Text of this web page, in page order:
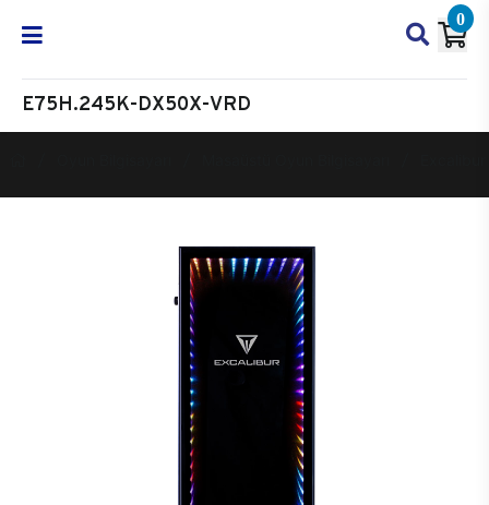
0
E75H.245K-DX50X-VRD